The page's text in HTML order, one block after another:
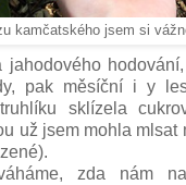
kamčatského jsem si
jahodového
pak měsíční i y
sklízela
už jsem mohla mlsat
zda nám